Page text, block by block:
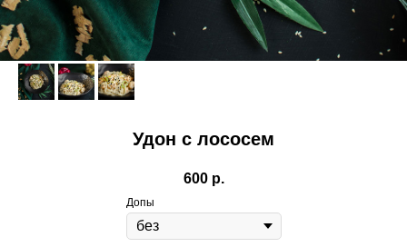
Удон с лососем
600 р.
Допы